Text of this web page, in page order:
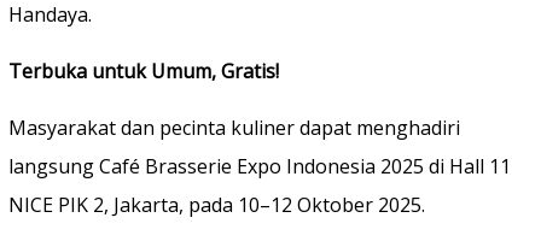
Handaya.
Terbuka untuk Umum, Gratis!
Masyarakat dan pecinta kuliner dapat menghadiri
langsung Café Brasserie Expo Indonesia 2025 di Hall 11
NICE PIK 2, Jakarta, pada 10–12 Oktober 2025.